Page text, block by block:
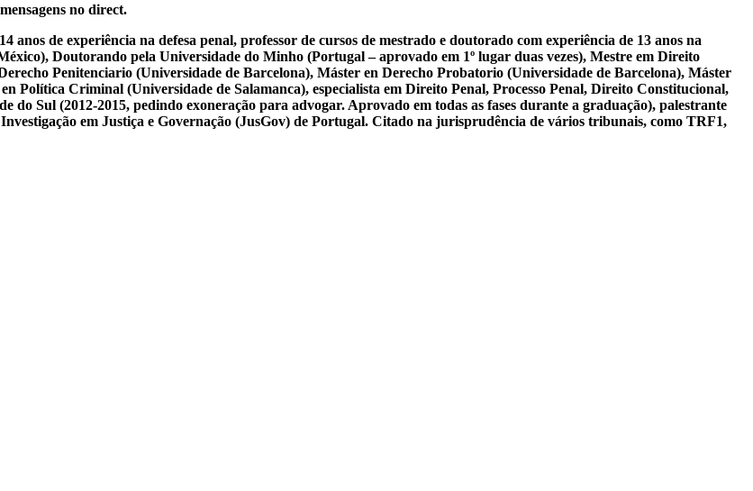
no direct.
de experiência na defesa penal, professor de cursos de mestrado e doutorado com experiência de 13 anos na
Doutorando pela Universidade do Minho (Portugal – aprovado em 1º lugar duas vezes), Mestre em Direito
Penitenciario (Universidade de Barcelona), Máster en Derecho Probatorio (Universidade de Barcelona), Máster
Política Criminal (Universidade de Salamanca), especialista em Direito Penal, Processo Penal, Direito Constitucional,
do Sul (2012-2015, pedindo exoneração para advogar. Aprovado em todas as fases durante a graduação), palestrante
em Justiça e Governação (JusGov) de Portugal. Citado na jurisprudência de vários tribunais, como TRF1,